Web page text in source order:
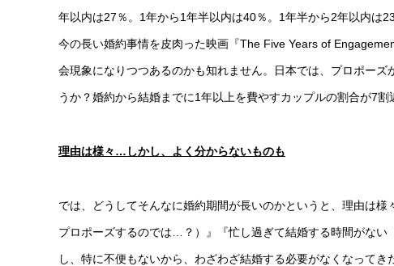
年以内は27％。1年から1年半以内は40％。1年半から2年以内
今の長い婚約事情を皮肉った映画『The Five Years of
会現象になりつつあるのかも知れません。日本では、プロポー
うか？婚約から結婚までに1年以上を費やすカップルの割合が7
理由は様々…しかし、よく分からないものも
では、どうしてそんなに婚約期間が長いのかというと、理由は
プロポーズするのでは…？）』『忙し過ぎて結婚する時間がな
し、特に不便もないから、わざわざ結婚する必要がなくなって